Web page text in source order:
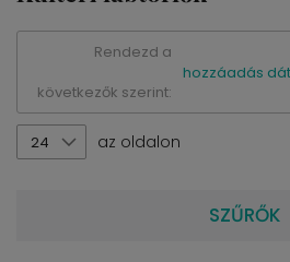
Rendezd a
következők szerint:
hozzáadás
24 az oldalon
SZŰRŐK